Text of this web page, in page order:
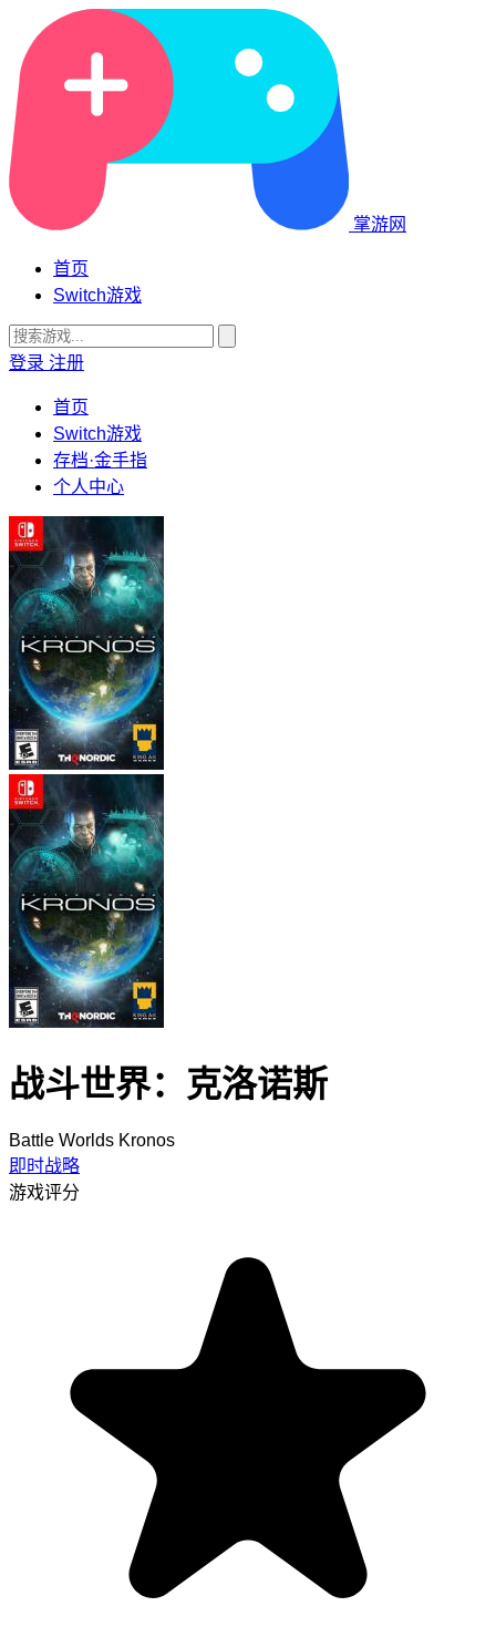
掌游网
首页
Switch游戏
登录 注册
首页
Switch游戏
存档·金手指
个人中心
战斗世界：克洛诺斯
Battle Worlds Kronos
即时战略
游戏评分